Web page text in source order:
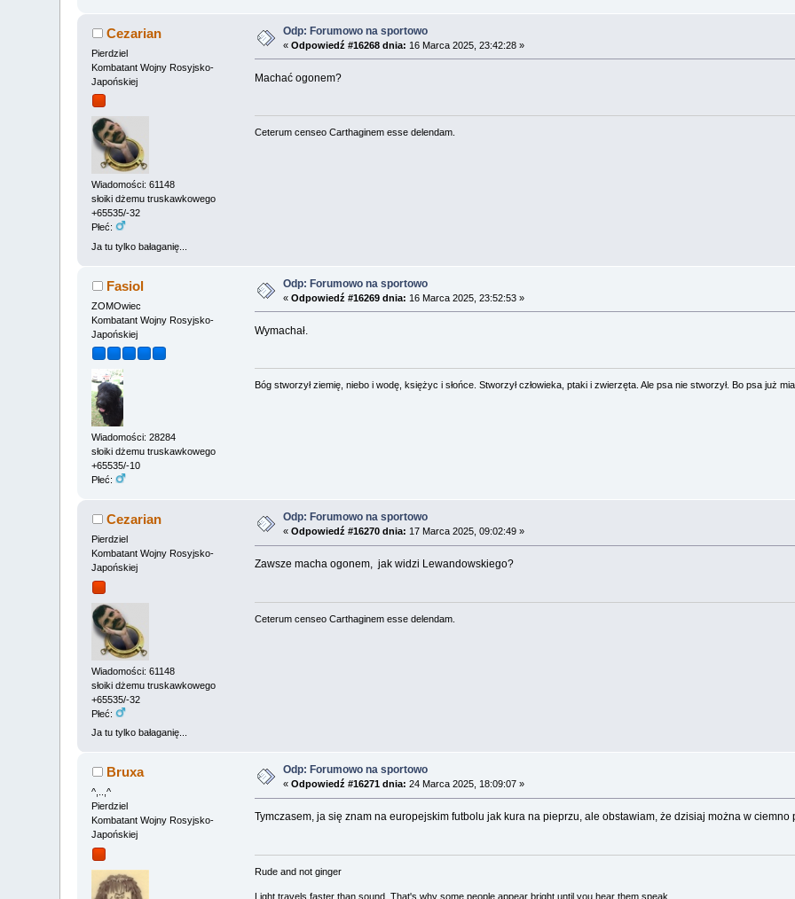
Cezarian
Pierdziel
Kombatant Wojny Rosyjsko-
Japońskiej
Wiadomości: 61148
słoiki dżemu truskawkowego
+65535/-32
Płeć:
Ja tu tylko bałaganię...
Odp: Forumowo na sportowo
«Odpowiedź #16268 dnia: 16 Marca 2025, 23:42:28 »
Machać ogonem?
Ceterum censeo Carthaginem esse delendam.
Fasiol
ZOMOwiec
Kombatant Wojny Rosyjsko-
Japońskiej
Wiadomości: 28284
słoiki dżemu truskawkowego
+65535/-10
Płeć:
Odp: Forumowo na sportowo
«Odpowiedź #16269 dnia: 16 Marca 2025, 23:52:53 »
Wymachał.
Bóg stworzył ziemię, niebo i wodę, księżyc i słońce. Stworzył człowieka, ptaki i zwierzęta. Ale psa nie stworzył. Bo psa już
Cezarian
Pierdziel
Kombatant Wojny Rosyjsko-
Japońskiej
Wiadomości: 61148
słoiki dżemu truskawkowego
+65535/-32
Płeć:
Ja tu tylko bałaganię...
Odp: Forumowo na sportowo
«Odpowiedź #16270 dnia: 17 Marca 2025, 09:02:49 »
Zawsze macha ogonem, jak widzi Lewandowskiego?
Ceterum censeo Carthaginem esse delendam.
Bruxa
^,..,^
Pierdziel
Kombatant Wojny Rosyjsko-
Japońskiej
Odp: Forumowo na sportowo
«Odpowiedź #16271 dnia: 24 Marca 2025, 18:09:07 »
Tymczasem, ja się znam na europejskim futbolu jak kura na pieprzu, ale obstawiam, że dzisiaj można w
Rude and not ginger
Light travels faster than sound. That's why some people appear bright until you hear them speak.